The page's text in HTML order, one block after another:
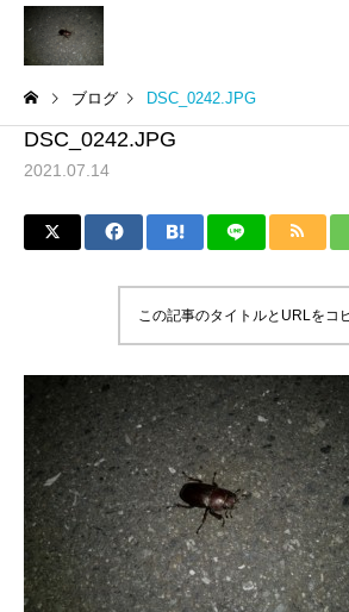
ブログ DSC_0242.JPG
DSC_0242.JPG
2021.07.14
この記事のタイトルとURLをコ